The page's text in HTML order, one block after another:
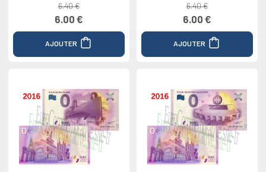
6.40 €
6.00 €
AJOUTER
6.40 €
6.00 €
AJOUTER